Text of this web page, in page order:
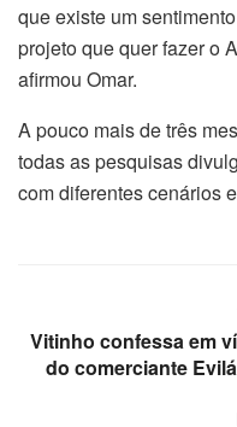
que existe um
projeto que quer fazer o
afirmou Omar.
A pouco mais de três
todas as pesquisas
com diferentes cenários
Vitinho confessa em
do comerciante